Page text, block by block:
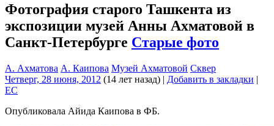
Фотография старого Ташкента из
экспозиции музей Анны Ахматовой в
Санкт-Петербурге Старые фото
А. Ахматова А. Каипова Музей Ахматовой Сквер
Четверг, 28 июня, 2012 (14 лет назад) | Добавить в закладки |
EC
Опубликовала Айида Каипова в ФБ.